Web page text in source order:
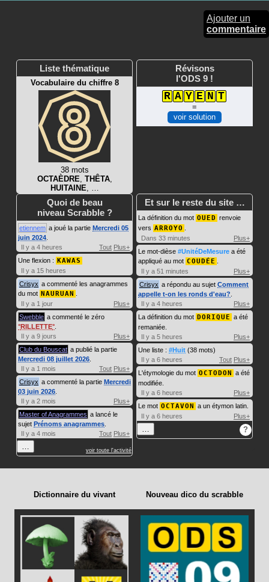
Ajouter un
commentaire
Liste thématique
Vocabulaire du chiffre 8
38 mots
OCTAÈDRE, THÊTA,
HUITAINE, …
Révisons
l'ODS 9 !
R A Y E N T
=
voir solution
Quoi de beau
niveau Scrabble ?
etiennem a joué la partie Mercredi 05
juin 2024
Il y a 4 heures
Tout Plus+
Une flexion : KAWAS
Il y a 15 heures
Crisyx a commenté les anagrammes
du mot NAURUAN
Il y a 1 jour
Plus+
Swebble a commenté le zéro
RILLETTE
Il y a 9 jours
Plus+
Club du Bouscat a publié la partie
Mercredi 08 juillet 2026
Il y a 1 mois
Tout Plus+
Crisyx a commenté la partie Mercredi
03 juin 2026
Il y a 2 mois
Plus+
Master of Anagrammes a lancé le
sujet Prénoms anagrammes
Il y a 4 mois
Tout Plus+
… voir toute l'activité
Et sur le reste du site …
La définition du mot OUED renvoie
vers ARROYO
Dans 33 minutes
Plus+
Le mot-dièse #UnitéDeMesure a été
appliqué au mot COUDÉE
Il y a 51 minutes
Plus+
Crisyx a répondu au sujet Comment
appelle t-on les ronds d'eau?
Il y a 4 heures
Plus+
La définition du mot DORIQUE a été
remaniée.
Il y a 5 heures
Plus+
Une liste : #Huit (38 mots)
Il y a 6 heures
Tout Plus+
L'étymologie du mot OCTODON a été
modifiée.
Il y a 6 heures
Plus+
Le mot OCTAVON a un étymon latin.
Il y a 6 heures
Plus+
… ?
Dictionnaire du vivant Nouveau dico du scrabble